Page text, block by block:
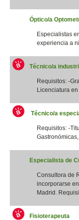
Óptico/a
Especialistas
experiencia a
Técnico/a
Requisitos: -
Licenciatura
Técnico/a
Requisitos: -
Especialista de
Consultora de
incorporarse
Madrid.
Fisioterapeuta